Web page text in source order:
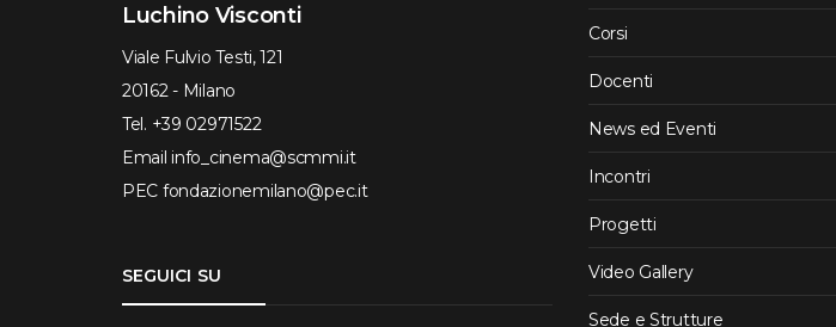
Luchino Visconti
Viale Fulvio Testi, 121
20162 - Milano
Tel. +39 02971522
Email info_cinema@scmmi.it
PEC fondazionemilano@pec.it
SEGUICI SU
Corsi
Docenti
News ed Eventi
Incontri
Progetti
Video Gallery
Sede e Strutture